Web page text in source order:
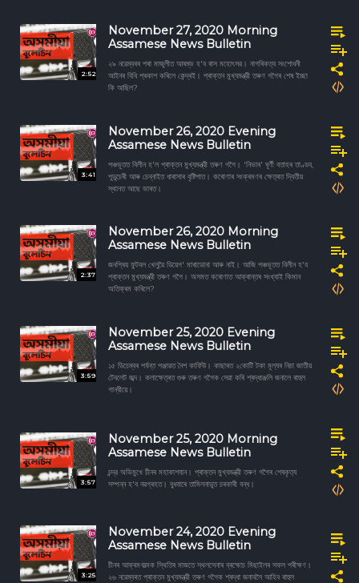
2:52
November 27, 2020 Morning
Assamese News Bulletin
২৯ নৱেম্বৰৰ পৰা মাজুলীত আৰম্ভ হ'ব ৰাস মহোৎসৱ। নাগৰিকত্ব সংশোধনী
আইনৰ বিধি প্ৰকাশ কৰিলে কেন্দ্ৰই। প্ৰাক্তন মুখ্যমন্ত্রী তৰুণ গগৈৰ শেষ ইচ্ছা
কি আছিল?
3:41
November 26, 2020 Evening
Assamese News Bulletin
পঞ্চভূতত বিলীন হ'ল প্ৰাক্তন মুখ্যমন্ত্রী তৰুণ গগৈ। 'নিভাৰ' ঘূৰ্ণী বতাহৰ তাণ্ডব,
পুডুচেৰী আৰু চেন্নাইত ধাৰাসাৰ বৃষ্টিপাত। কৰোণাৰ সংক্ৰমণৰ ক্ষেত্ৰত দ্বিতীয়
স্থানত আছে ভাৰত।
2:37
November 26, 2020 Morning
Assamese News Bulletin
জনপ্ৰিয় ফুটবল খেলুৱৈ ডিয়েগ' মাৰাডোনা আৰু নাই। আজি পঞ্চভূতত বিলীন হ'ব
প্ৰাক্তন মুখ্যমন্ত্রী তৰুণ গগৈ। অসমত কৰোণাত আক্ৰান্তৰ সংখ্যাই কিমান
অতিক্ৰম কৰিলে?
3:59
November 25, 2020 Evening
Assamese News Bulletin
১৫ ডিচেম্বৰ পৰ্যন্ত পঞ্জাৱত নৈশ কাৰ্ফিউ। কাছাৰত ২কোটি টকা মূল্যৰ নিচা জাতীয়
টেবলেট জব্দ। কলাক্ষেত্ৰত গুৰু তৰুণ গগৈক সেৱা কৰি শ্ৰদ্ধাঞ্জলি জনালে ৰাহুল
গান্ধীয়ে।
3:57
November 25, 2020 Morning
Assamese News Bulletin
চন্দ্র অভিমুখে চীনৰ মহাকাশযান। প্ৰাক্তন মুখ্যমন্ত্রী তৰুণ গগৈৰ শেষকৃত্য
সম্পন্ন হ'ব নৱগ্ৰহত। বুধবাৰে তামিলনাডুত চৰকাৰী বন্ধ।
3:25
November 24, 2020 Evening
Assamese News Bulletin
চীনৰ আক্ৰমণাত্মক স্থিতিৰ মাজতে স্থলসেনাৰ ব্ৰহ্মোচ মিছাইলৰ সফল পৰীক্ষণ।
২৬ নৱেম্বৰত প্ৰাক্তন মুখ্যমন্ত্রী তৰুণ গগৈক শ্ৰদ্ধা জনাবলৈ আহিব ৰাহুল